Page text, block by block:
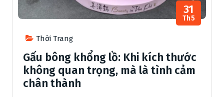
Thời Trang
31
Th5
Gấu bông khổng lồ: Khi kích thước
không quan trọng, mà là tình cảm
chân thành